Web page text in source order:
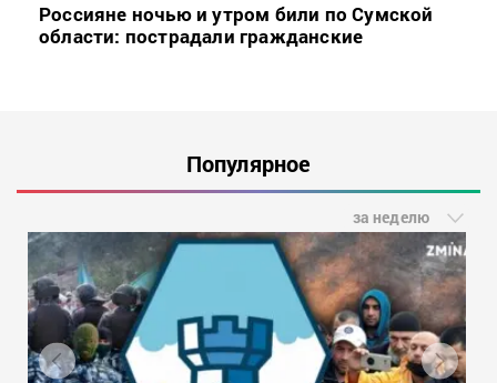
Россияне ночью и утром били по Сумской
области: пострадали гражданские
Популярное
за неделю